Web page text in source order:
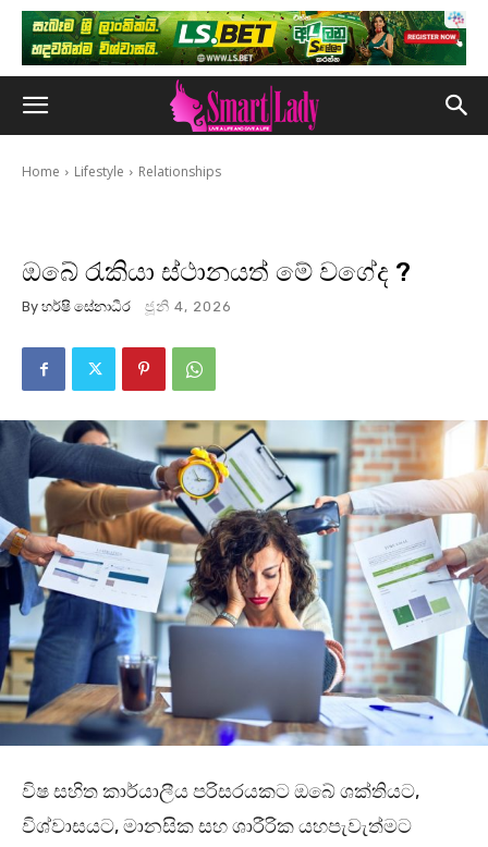
Home Lifestyle Relationships
ඔබේ රැකියා ස්ථානයත් මේ වගේද ?
By හර්ෂි සේනාධීර ජූනි 4, 2026
විෂ සහිත කාර්යාලීය පරිසරයකට ඔබේ ශක්තියට,
විශ්වාසයට, මානසික සහ ශාරීරික යහපැවැත්මට